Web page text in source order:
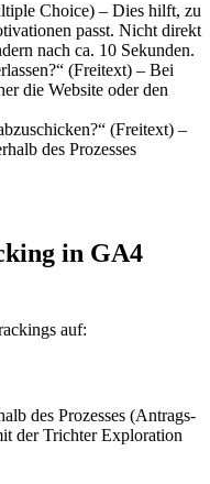
Choice) – Dies hilft, zu
passt. Nicht direkt
nach ca. 10 Sekunden.
(Freitext) – Bei
die Website oder den
(Freitext) –
des Prozesses
in GA4
auf:
des Prozesses (Antrags-
der Trichter Exploration